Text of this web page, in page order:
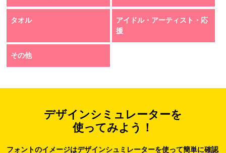
タオル
アイドル・アーティスト・応
援
その他
デザインシミュレーターを
使ってみよう！
フォントのイメージはデザインシュミレーターを使って簡単に確認